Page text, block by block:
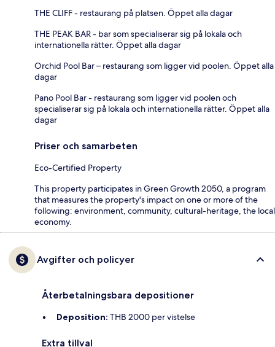
THE CLIFF - restaurang på platsen. Öppet alla dagar
THE PEAK BAR - bar som specialiserar sig på lokala och
internationella rätter. Öppet alla dagar
Orchid Pool Bar – restaurang som ligger vid poolen. Öppet alla
dagar
Pano Pool Bar - restaurang som ligger vid poolen och
specialiserar sig på lokala och internationella rätter. Öppet alla
dagar
Priser och samarbeten
Eco-Certified Property
This property participates in Green Growth 2050, a program
that measures the property's impact on one or more of the
following: environment, community, cultural-heritage, the local
economy.
Avgifter och policyer
Återbetalningsbara depositioner
Deposition: THB 2000 per vistelse
Extra tillval